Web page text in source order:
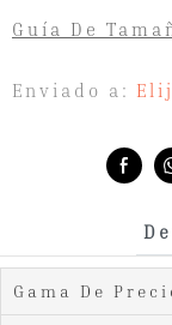
Enviado a:
Guía De
Gama De